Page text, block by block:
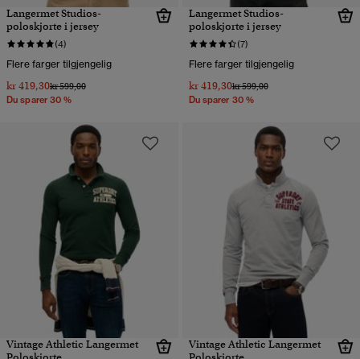
Langermet Studios-
poloskjorte i jersey
(4)
Flere farger tilgjengelig
kr 419,30Pris nedsatt fra
kr 599,00til
Du sparer 30 %
Langermet Studios-
poloskjorte i jersey
(7)
Flere farger tilgjengelig
kr 419,30Pris nedsatt fra
kr 599,00til
Du sparer 30 %
Vintage Athletic Langermet
Vintage Athletic Langermet